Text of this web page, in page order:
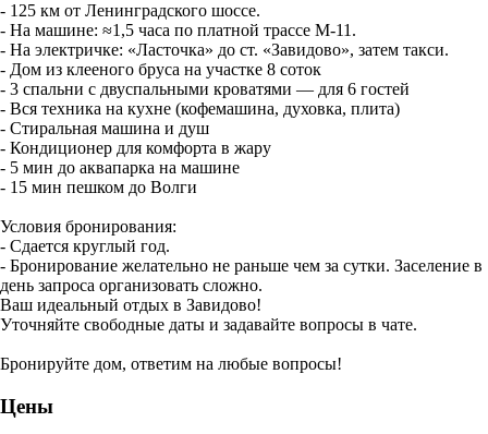
- 125 км от Ленинградского шоссе.
- На машине: ≈1,5 часа по платной трассе М-11.
- На электричке: «Ласточка» до ст. «Завидово», затем такси.
- Дом из клееного бруса на участке 8 соток
- 3 спальни с двуспальными кроватями — для 6 гостей
- Вся техника на кухне (кофемашина, духовка, плита)
- Стиральная машина и душ
- Кондиционер для комфорта в жару
- 5 мин до аквапарка на машине
- 15 мин пешком до Волги
Условия бронирования:
- Сдается круглый год.
- Бронирование желательно не раньше чем за сутки. Заселение в
день запроса организовать сложно.
Ваш идеальный отдых в Завидово!
Уточняйте свободные даты и задавайте вопросы в чате.
Бронируйте дом, ответим на любые вопросы!
Цены